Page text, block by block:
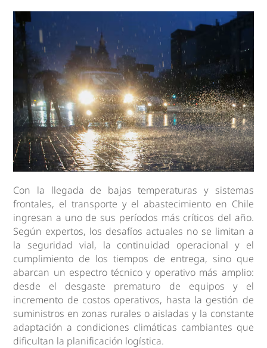
Con la llegada de bajas temperaturas y sistemas
frontales, el transporte y el abastecimiento en Chile
ingresan a uno de sus períodos más críticos del año.
Según expertos, los desafíos actuales no se limitan a
la seguridad vial, la continuidad operacional y el
cumplimiento de los tiempos de entrega, sino que
abarcan un espectro técnico y operativo más amplio:
desde el desgaste prematuro de equipos y el
incremento de costos operativos, hasta la gestión de
suministros en zonas rurales o aisladas y la constante
adaptación a condiciones climáticas cambiantes que
dificultan la planificación logística.